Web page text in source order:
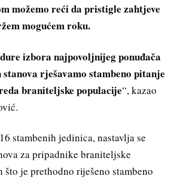
možemo reći da pristigle zahtjeve
mogućem roku.
izbora najpovoljnijeg ponuđača
rješavamo stambeno pitanje
braniteljske populacije“, kazao
stambenih jedinica, nastavlja se
za pripadnike braniteljske
što je prethodno riješeno stambeno